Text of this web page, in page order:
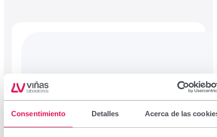
Consentimiento Detalles Acerca de las